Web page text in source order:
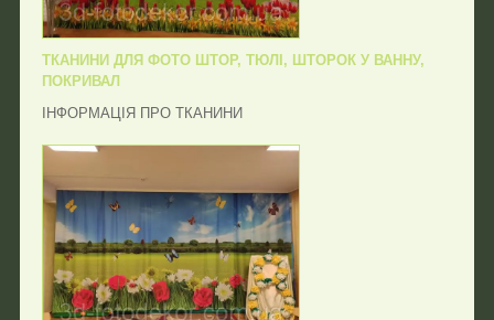
ТКАНИНИ ДЛЯ ФОТО ШТОР, ТЮЛІ, ШТОРОК У ВАННУ,
ПОКРИВАЛ
ІНФОРМАЦІЯ ПРО ТКАНИНИ